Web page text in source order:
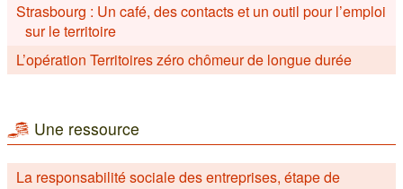
Strasbourg : Un café, des contacts et un outil pour l’emploi
sur le territoire
L’opération Territoires zéro chômeur de longue durée
Une ressource
La responsabilité sociale des entreprises, étape de